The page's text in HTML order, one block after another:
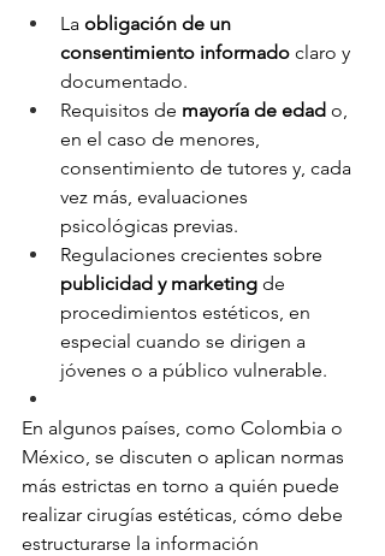
La obligación de un
consentimiento informado claro y
documentado.
Requisitos de mayoría de edad o,
en el caso de menores,
consentimiento de tutores y, cada
vez más, evaluaciones
psicológicas previas.
Regulaciones crecientes sobre
publicidad y marketing de
procedimientos estéticos, en
especial cuando se dirigen a
jóvenes o a público vulnerable.
En algunos países, como Colombia o
México, se discuten o aplican normas
más estrictas en torno a quién puede
realizar cirugías estéticas, cómo debe
estructurarse la información